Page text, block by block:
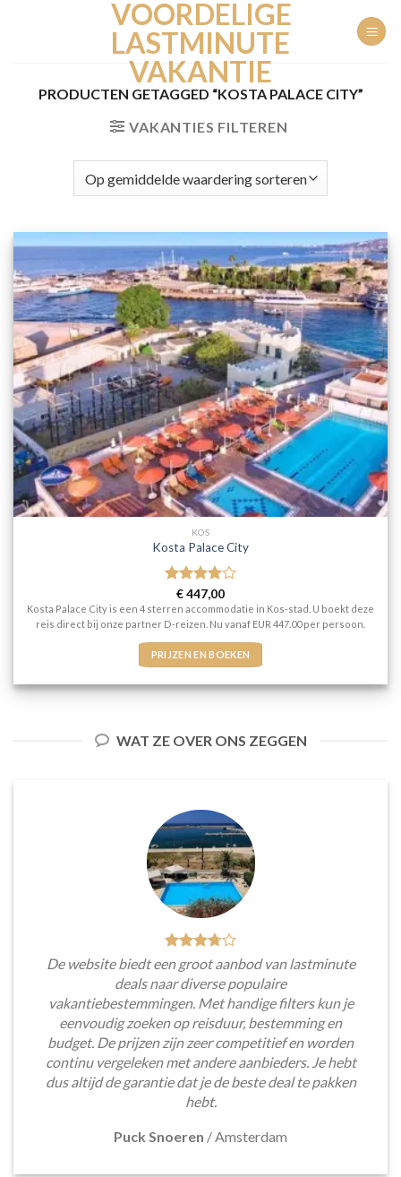
VOORDELIGE
LASTMINUTE
VAKANTIE
PRODUCTEN GETAGGED “KOSTA PALACE CITY”
VAKANTIES FILTEREN
KOS
Kosta Palace City
Gewaardeerd
4uit 5
€447,00
Kosta Palace City is een 4 sterren accommodatie in Kos-stad. U boekt deze
reis direct bij onze partner D-reizen. Nu vanaf EUR 447.00 per persoon.
PRIJZEN EN BOEKEN
WAT ZE OVER ONS ZEGGEN
De website biedt een groot aanbod van lastminute
deals naar diverse populaire
vakantiebestemmingen. Met handige filters kun je
eenvoudig zoeken op reisduur, bestemming en
budget. De prijzen zijn zeer competitief en worden
continu vergeleken met andere aanbieders. Je hebt
dus altijd de garantie dat je de beste deal te pakken
hebt.
Puck Snoeren /Amsterdam